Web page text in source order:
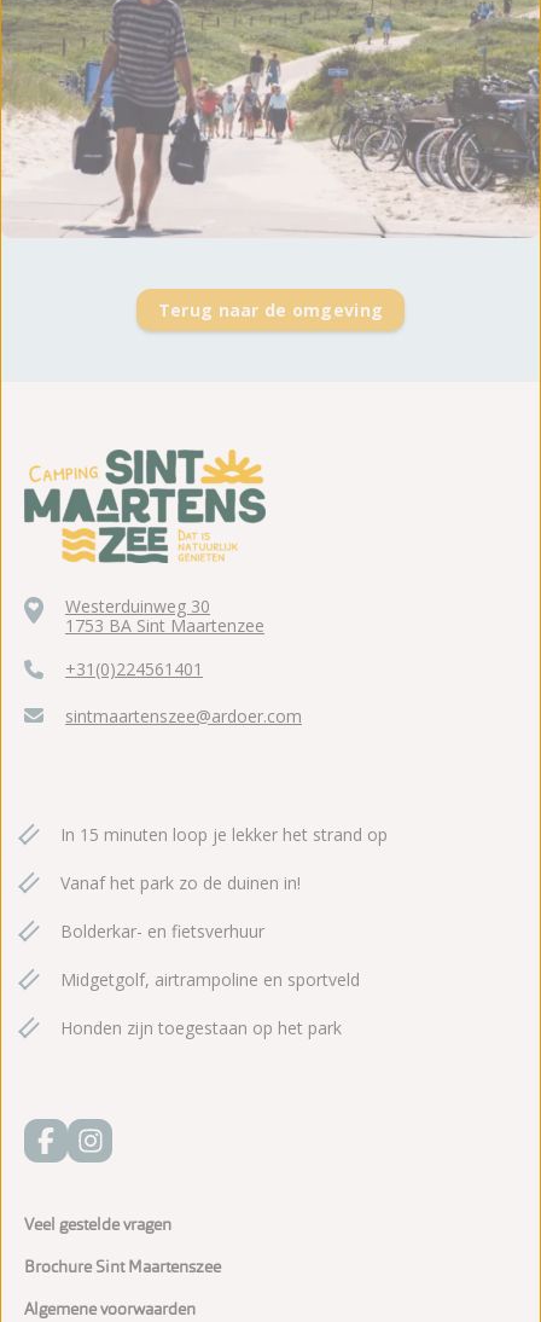
Terug naar de omgeving
Westerduinweg 30
1753 BA Sint Maartenzee
+31(0)224561401
sintmaartenszee@ardoer.com
In 15 minuten loop je lekker het strand op
Vanaf het park zo de duinen in!
Bolderkar- en fietsverhuur
Midgetgolf, airtrampoline en sportveld
Honden zijn toegestaan op het park
Veel gestelde vragen
Brochure Sint Maartenszee
Algemene voorwaarden